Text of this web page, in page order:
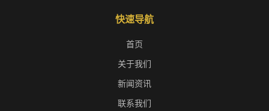
快速导航
首页
关于我们
新闻资讯
联系我们